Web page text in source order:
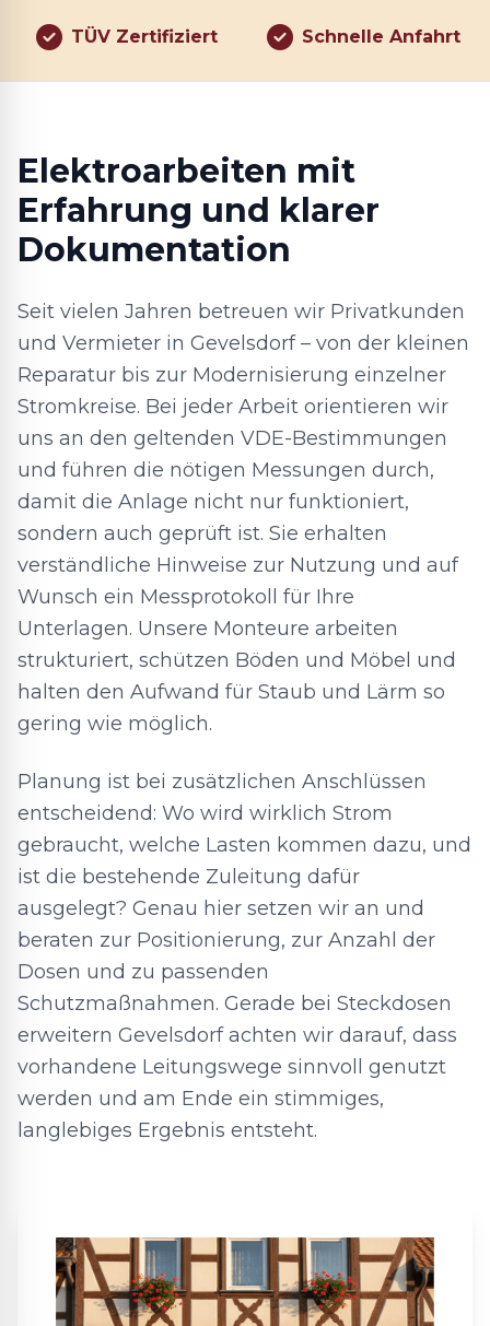
TÜV Zertifiziert Schnelle Anfahrt
Elektroarbeiten mit
Erfahrung und klarer
Dokumentation
Seit vielen Jahren betreuen wir Privatkunden
und Vermieter in Gevelsdorf – von der kleinen
Reparatur bis zur Modernisierung einzelner
Stromkreise. Bei jeder Arbeit orientieren wir
uns an den geltenden VDE-Bestimmungen
und führen die nötigen Messungen durch,
damit die Anlage nicht nur funktioniert,
sondern auch geprüft ist. Sie erhalten
verständliche Hinweise zur Nutzung und auf
Wunsch ein Messprotokoll für Ihre
Unterlagen. Unsere Monteure arbeiten
strukturiert, schützen Böden und Möbel und
halten den Aufwand für Staub und Lärm so
gering wie möglich.
Planung ist bei zusätzlichen Anschlüssen
entscheidend: Wo wird wirklich Strom
gebraucht, welche Lasten kommen dazu, und
ist die bestehende Zuleitung dafür
ausgelegt? Genau hier setzen wir an und
beraten zur Positionierung, zur Anzahl der
Dosen und zu passenden
Schutzmaßnahmen. Gerade bei Steckdosen
erweitern Gevelsdorf achten wir darauf, dass
vorhandene Leitungswege sinnvoll genutzt
werden und am Ende ein stimmiges,
langlebiges Ergebnis entsteht.